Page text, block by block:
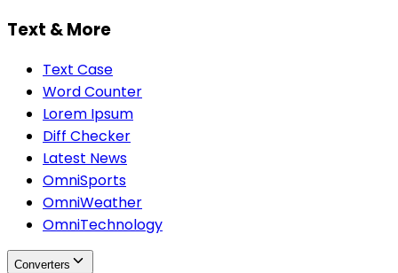
Text & More
Text Case
Word Counter
Lorem Ipsum
Diff Checker
Latest News
OmniSports
OmniWeather
OmniTechnology
Converters